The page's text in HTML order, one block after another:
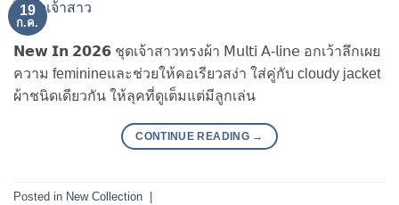
19
ก.ค.
𝗡𝗲𝘄 𝗜𝗻 𝟮𝟬𝟮𝟲 ชุดเจ้าสาวทรงผ้า 𝖬𝗎𝗅𝗍𝗂 𝖠-𝗅𝗂𝗇𝖾 อกเว้าลึกเผย
ความ feminineและช่วยให้คอเรียวสง่า ใส่คู่กับ cloudy jacket
ผ้าชนิดเดียวกัน ให้ลุคที่ดูเต็มแต่มีลูกเล่น
CONTINUE READING →
Posted in New Collection